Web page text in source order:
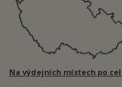
Na výdejních místech po